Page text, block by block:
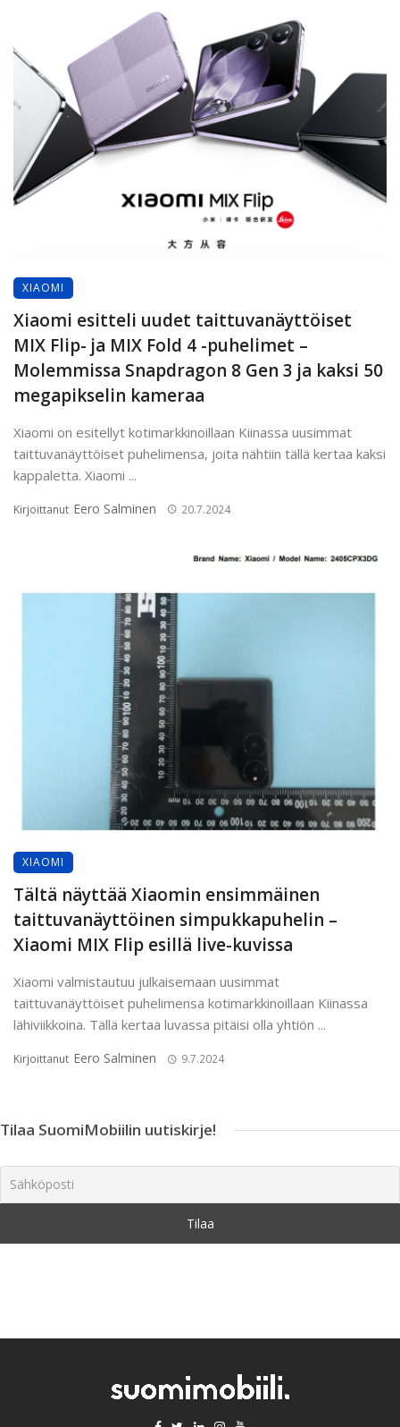
XIAOMI
Xiaomi esitteli uudet taittuvanäyttöiset
MIX Flip- ja MIX Fold 4 -puhelimet –
Molemmissa Snapdragon 8 Gen 3 ja kaksi 50
megapikselin kameraa
Xiaomi on esitellyt kotimarkkinoillaan Kiinassa uusimmat
taittuvanäyttöiset puhelimensa, joita nähtiin tällä kertaa kaksi
kappaletta. Xiaomi ...
Kirjoittanut Eero Salminen 20.7.2024
XIAOMI
Tältä näyttää Xiaomin ensimmäinen
taittuvanäyttöinen simpukkapuhelin –
Xiaomi MIX Flip esillä live-kuvissa
Xiaomi valmistautuu julkaisemaan uusimmat
taittuvanäyttöiset puhelimensa kotimarkkinoillaan Kiinassa
lähiviikkoina. Tällä kertaa luvassa pitäisi olla yhtiön ...
Kirjoittanut Eero Salminen 9.7.2024
Tilaa SuomiMobiilin uutiskirje!